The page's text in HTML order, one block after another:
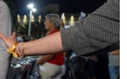
فرهنگ و زندگی
حقوق شهروندی
اقتصادی
علم و فناوری
مستندها
انتخابات ریاست جمهوری آمریکا
حمله جمهوری اسلامی به
رمز مهسا
دنبال کنید